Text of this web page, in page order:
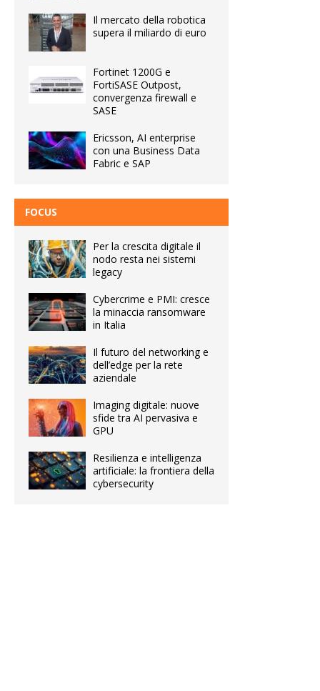
Il mercato della robotica
supera il miliardo di euro
Fortinet 1200G e
FortiSASE Outpost,
convergenza firewall e
SASE
Ericsson, AI enterprise
con una Business Data
Fabric e SAP
FOCUS
Per la crescita digitale il
nodo resta nei sistemi
legacy
Cybercrime e PMI: cresce
la minaccia ransomware
in Italia
Il futuro del networking e
dell’edge per la rete
aziendale
Imaging digitale: nuove
sfide tra AI pervasiva e
GPU
Resilienza e intelligenza
artificiale: la frontiera della
cybersecurity